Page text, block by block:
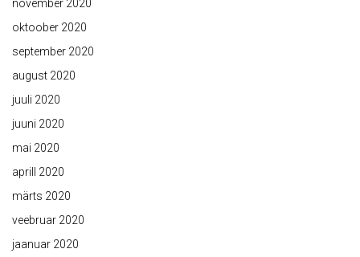
november 2020
oktoober 2020
september 2020
august 2020
juuli 2020
juuni 2020
mai 2020
aprill 2020
märts 2020
veebruar 2020
jaanuar 2020